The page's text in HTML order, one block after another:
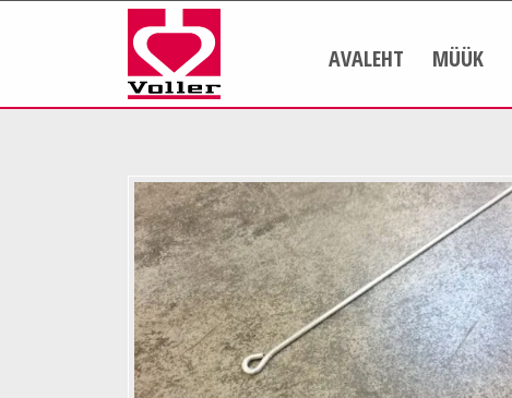
AVALEHT MÜÜK